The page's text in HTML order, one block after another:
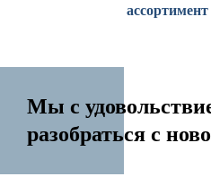
ассортимент
Мы с
разобраться с